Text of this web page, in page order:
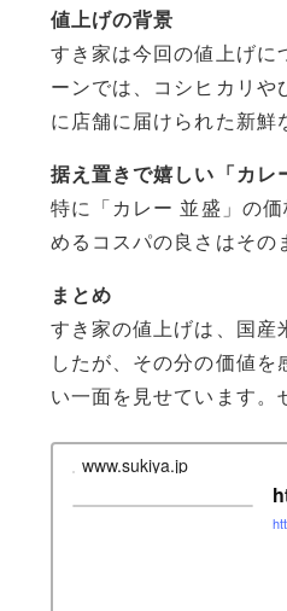
値上げの背景
すき家は今回の値上げに
ーンでは、コシヒカリ
に店舗に届けられた新鮮
据え置きで嬉しい「カレ
特に「カレー 並盛」の
めるコスパの良さはその
まとめ
すき家の値上げは、国産
したが、その分の価値
い一面を見せています。
www.sukiya.jp